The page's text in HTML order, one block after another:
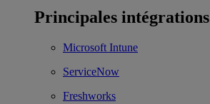
Principales intégrations
Microsoft Intune
ServiceNow
Freshworks